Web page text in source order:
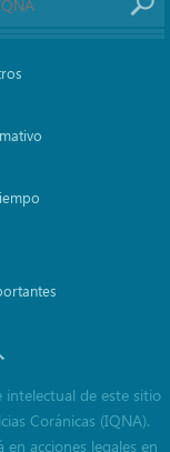
intelectual de este sitio
Coránicas (IQNA).
acciones legales en